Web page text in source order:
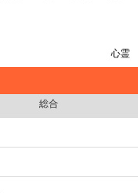
心霊
総合